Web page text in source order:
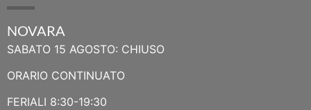
NOVARA
SABATO 15 AGOSTO: CHIUSO
ORARIO CONTINUATO
FERIALI 8:30-19:30